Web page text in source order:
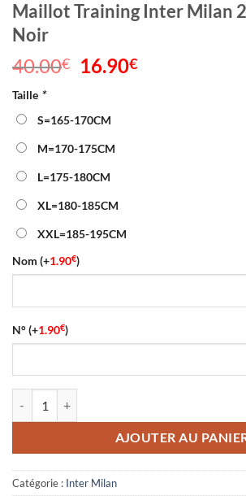
Maillot Training Inter Milan
Noir
40.00€
Le
était :
40.00€.
16.90€
Taille *
S=165-170CM
M=170-175CM
L=175-180CM
XL=180-185CM
XXL=185-195CM
Nom (+1.90€)
N°(+1.90€)
AJOUTER AU
Catégorie : Inter Milan